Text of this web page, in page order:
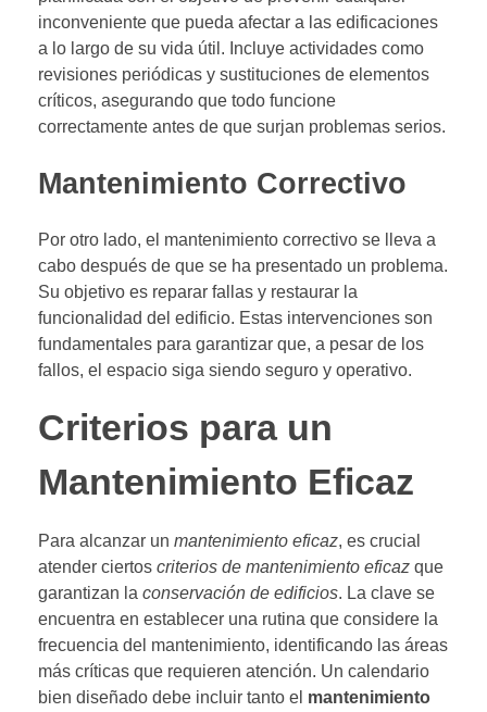
inconveniente que pueda afectar a las edificaciones
a lo largo de su vida útil. Incluye actividades como
revisiones periódicas y sustituciones de elementos
críticos, asegurando que todo funcione
correctamente antes de que surjan problemas serios.
Mantenimiento Correctivo
Por otro lado, el mantenimiento correctivo se lleva a
cabo después de que se ha presentado un problema.
Su objetivo es reparar fallas y restaurar la
funcionalidad del edificio. Estas intervenciones son
fundamentales para garantizar que, a pesar de los
fallos, el espacio siga siendo seguro y operativo.
Criterios para un
Mantenimiento Eficaz
Para alcanzar un mantenimiento eficaz, es crucial
atender ciertos criterios de mantenimiento eficaz que
garantizan la conservación de edificios. La clave se
encuentra en establecer una rutina que considere la
frecuencia del mantenimiento, identificando las áreas
más críticas que requieren atención. Un calendario
bien diseñado debe incluir tanto el mantenimiento